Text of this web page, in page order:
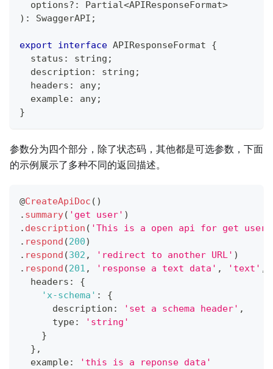
  options
? : Partial<APIResponseFormat>
) : SwaggerAPI ;
export interface APIResponseFormat
{
  status
: string ;
  description
: string ;
  headers
: any;
  example
: any;
}
参数分为四个部分，除了状态码，其他都是可选参数，下面
的示例展示了多种不同的返回描述。
@CreateApiDoc ( )
. summary( 'get user' )
. description ( 'This is a open api for get user'
. respond (200)
. respond (302 , 'redirect to another URL' )
. respond (201 , 'response a text data' , 'text' ,
  headers
:
{
'x-schema' :
{
      description
: 'set a schema header' ,
      type
:
'string'
}
} ,
  example
: 'this is a reponse data'